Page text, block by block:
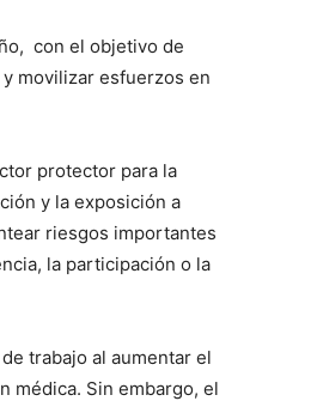
con el objetivo de
movilizar esfuerzos en
protector para la
y la exposición a
riesgos importantes
la participación o la
trabajo al aumentar el
médica. Sin embargo, el